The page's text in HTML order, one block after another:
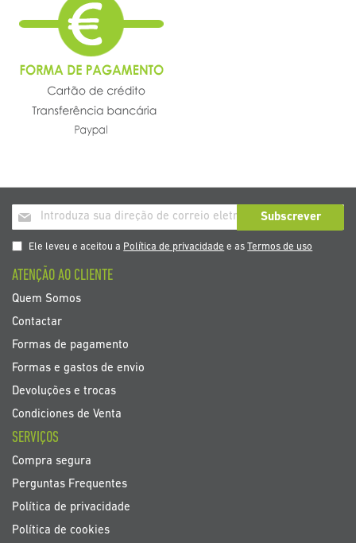
Inscrição
a
nosso
de
noticias
Subscrever
Ele leveu e aceitou a Política de privacidade e asTermos de uso
ATENÇÃO AO CLIENTE
Quem Somos
Contactar
Formas de pagamento
Formas e gastos de envio
Devoluções e trocas
Condiciones de Venta
SERVIÇOS
Compra segura
Perguntas Frequentes
Política de privacidade
Política de cookies